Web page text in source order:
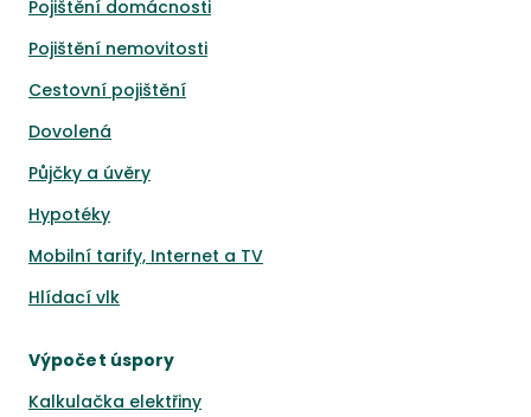
Pojištění domácnosti
Pojištění nemovitosti
Cestovní pojištění
Dovolená
Půjčky a úvěry
Hypotéky
Mobilní tarify, Internet a TV
Hlídací vlk
Výpočet úspory
Kalkulačka elektřiny